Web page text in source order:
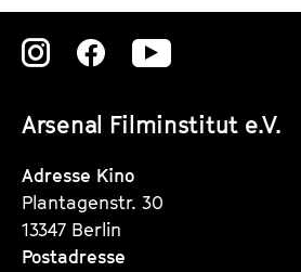
Arsenal Filminstitut e.V.
Zu
Instagram
Seite
Zu
Instagram
Seite
Zu
Instagram
Adresse Kino
Plantagenstr. 30
13347 Berlin
Postadresse